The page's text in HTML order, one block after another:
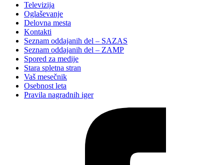
Televizija
Oglaševanje
Delovna mesta
Kontakti
Seznam oddajanih del – SAZAS
Seznam oddajanih del – ZAMP
Spored za medije
Stara spletna stran
Vaš mesečnik
Osebnost leta
Pravila nagradnih iger